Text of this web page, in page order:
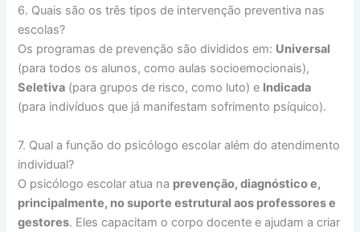
6. Quais são os três tipos de intervenção preventiva nas
escolas?
Os programas de prevenção são divididos em: Universal
(para todos os alunos, como aulas socioemocionais),
Seletiva (para grupos de risco, como luto) e Indicada
(para indivíduos que já manifestam sofrimento psíquico).
7. Qual a função do psicólogo escolar além do atendimento
individual?
O psicólogo escolar atua na prevenção, diagnóstico e,
principalmente, no suporte estrutural aos professores e
gestores. Eles capacitam o corpo docente e ajudam a criar